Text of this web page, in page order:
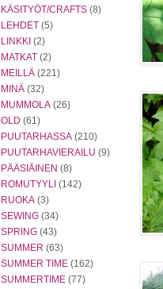
KÄSITYÖT/CRAFTS (8)
LEHDET (5)
LINKKI (2)
MATKAT (2)
MEILLÄ (221)
MINÄ (32)
MUMMOLA (26)
OLD (61)
PUUTARHASSA (210)
PUUTARHAVIERAILU (9)
PÄÄSIÄINEN (8)
ROMUTYYLI (142)
RUOKA (3)
SEWING (34)
SPRING (43)
SUMMER (63)
SUMMER TIME (162)
SUMMERTIME (77)